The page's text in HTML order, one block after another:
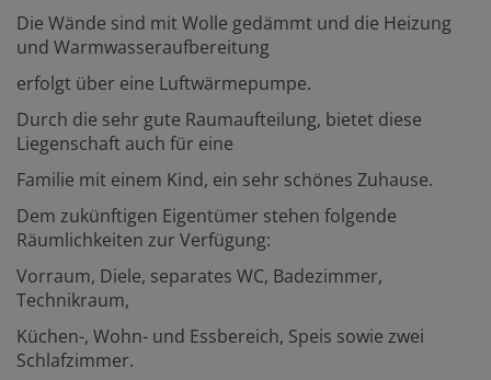
Die Wände sind mit Wolle gedämmt und die Heizung
und Warmwasseraufbereitung
erfolgt über eine Luftwärmepumpe.
Durch die sehr gute Raumaufteilung, bietet diese
Liegenschaft auch für eine
Familie mit einem Kind, ein sehr schönes Zuhause.
Dem zukünftigen Eigentümer stehen folgende
Räumlichkeiten zur Verfügung:
Vorraum, Diele, separates WC, Badezimmer,
Technikraum,
Küchen-, Wohn- und Essbereich, Speis sowie zwei
Schlafzimmer.